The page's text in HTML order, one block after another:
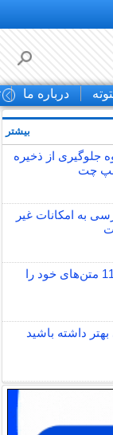
درباره ما
از ذخیره
چت
به امکانات غیر
چگونه با AI در Notepad ویندوز 11 متن‌های خود را
داشته باشید
بیشتر